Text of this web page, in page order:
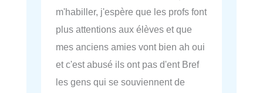
m'habiller, j'espère que les profs font
plus attentions aux élèves et que
mes anciens amies vont bien ah oui
et c'est abusé ils ont pas d'ent Bref
les gens qui se souviennent de